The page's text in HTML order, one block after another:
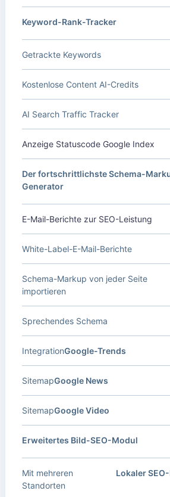
Keyword-Rank-Tracker
Getrackte Keywords
Kostenlose Content AI-Credits
AI Search Traffic Tracker
Anzeige Statuscode Google Index
Der fortschrittlichste Schema-
Generator
E-Mail-Berichte zur SEO-Leistung
White-Label-E-Mail-Berichte
Schema-Markup von jeder Seite
importieren
Sprechendes Schema
Google-Trends
Integration
Google News
Sitemap
Google Video
Sitemap
Erweitertes Bild-SEO-Modul
Lokaler
Mit mehreren
Standorten